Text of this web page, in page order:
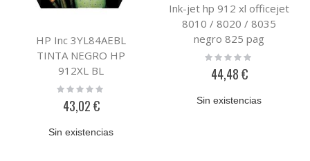
HP Inc 3YL84AEBL
TINTA NEGRO HP
912XL BL
Rating:
43,02 €
Sin existencias
Ink-jet hp 912 xl officejet
8010 / 8020 / 8035
negro 825 pag
Rating:
44,48 €
Sin existencias